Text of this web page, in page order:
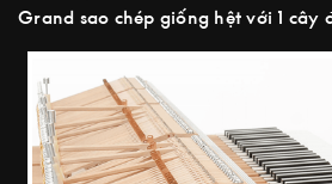
Grand sao chép giống hệt với 1 cây